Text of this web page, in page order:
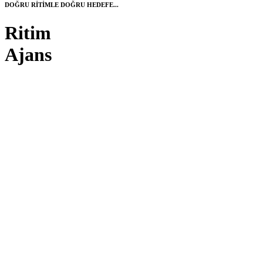
DOĞRU RİTİMLE DOĞRU HEDEFE...
Ritim
Ajans